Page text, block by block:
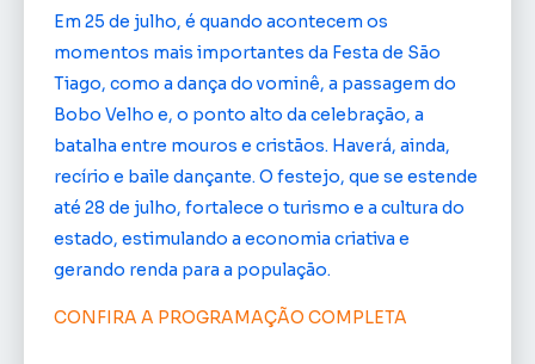
Em 25 de julho, é quando acontecem os
momentos mais importantes da Festa de São
Tiago, como a dança do vominê, a passagem do
Bobo Velho e, o ponto alto da celebração, a
batalha entre mouros e cristãos. Haverá, ainda,
recírio e baile dançante. O festejo, que se estende
até 28 de julho, fortalece o turismo e a cultura do
estado, estimulando a economia criativa e
gerando renda para a população.
CONFIRA A PROGRAMAÇÃO COMPLETA